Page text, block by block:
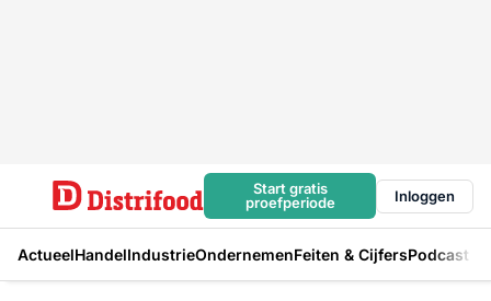
Start gratis
proefperiode
Inloggen
ActueelHandelIndustrieOndernemenFeiten & CijfersPodcast